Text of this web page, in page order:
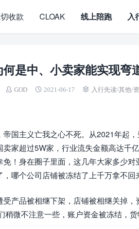
收款 CLOAK 线上陪跑 入
是中、小卖家能实现弯
GOD 2021-06-17 入行先读/其他/
国主义亡我之心不死。从2021年起
家超过5W家，行业流失金额高达千
！身在圈子里面，这几年大家多少对
哪个公司店铺被冻结了上千万拿不回
产品被相继下架，店铺被相继关掉
稍微不注意一些，账户资金被冻结，